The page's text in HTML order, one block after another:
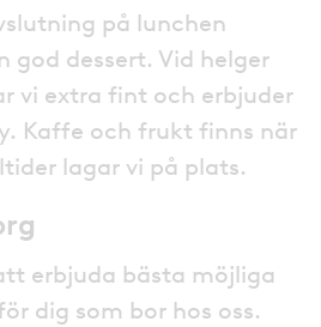
på lunchen
god dessert. Vid helger
vi extra fint och erbjuder
Kaffe och frukt finns när
lagar vi på plats.
erbjuda bästa möjliga
dig som bor hos oss.